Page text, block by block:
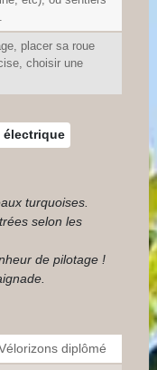
placer sa roue
choisir une
électrique
turquoises.
selon les
de pilotage !
diplômé